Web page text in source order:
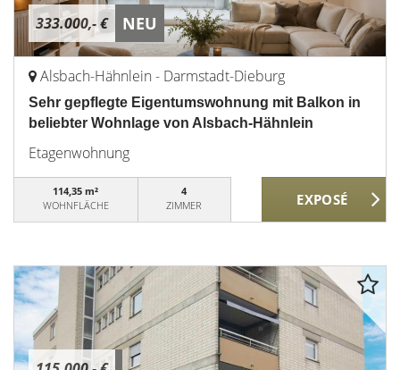
333.000,- € NEU
Alsbach-Hähnlein - Darmstadt-Dieburg
Sehr gepflegte Eigentumswohnung mit Balkon in
beliebter Wohnlage von Alsbach-Hähnlein
Etagenwohnung
114,35 m²
WOHNFLÄCHE
4
ZIMMER